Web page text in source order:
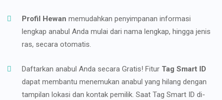
Profil Hewan memudahkan penyimpanan informasi
lengkap anabul Anda mulai dari nama lengkap, hingga jenis
ras, secara otomatis.
Daftarkan anabul Anda secara Gratis! Fitur Tag Smart ID
dapat membantu menemukan anabul yang hilang dengan
tampilan lokasi dan kontak pemilik. Saat Tag Smart ID di-